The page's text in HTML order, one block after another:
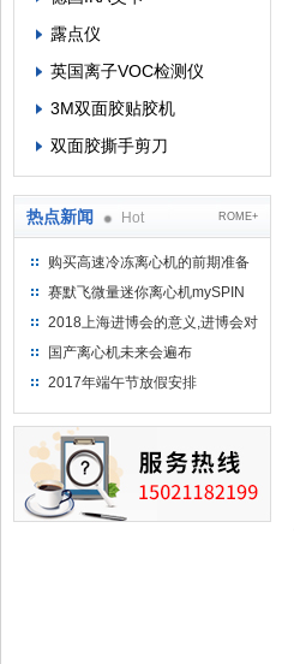
露点仪
英国离子VOC检测仪
3M双面胶贴胶机
双面胶撕手剪刀
热点新闻 Hot ROME+
购买高速冷冻离心机的前期准备
工作
赛默飞微量迷你离心机mySPIN
12
2018上海进博会的意义,进博会对
上海的影响有哪些？
国产离心机未来会遍布
2017年端午节放假安排